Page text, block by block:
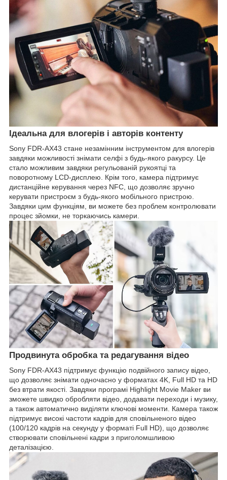
Ідеальна для влогерів і авторів контенту
Sony FDR-AX43 стане незамінним інструментом для влогерів
завдяки можливості знімати селфі з будь-якого ракурсу. Це
стало можливим завдяки регульованій рукоятці та
поворотному LCD-дисплею. Крім того, камера підтримує
дистанційне керування через NFC, що дозволяє зручно
керувати пристроєм з будь-якого мобільного пристрою.
Завдяки цим функціям, ви можете без проблем контролювати
процес зйомки, не торкаючись камери.
Продвинута обробка та редагування відео
Sony FDR-AX43 підтримує функцію подвійного запису відео,
що дозволяє знімати одночасно у форматах 4K, Full HD та HD
без втрати якості. Завдяки програмі Highlight Movie Maker ви
зможете швидко обробляти відео, додавати переходи і музику,
а також автоматично виділяти ключові моменти. Камера також
підтримує високі частоти кадрів для сповільненого відео
(100/120 кадрів на секунду у форматі Full HD), що дозволяє
створювати сповільнені кадри з приголомшливою
деталізацією.